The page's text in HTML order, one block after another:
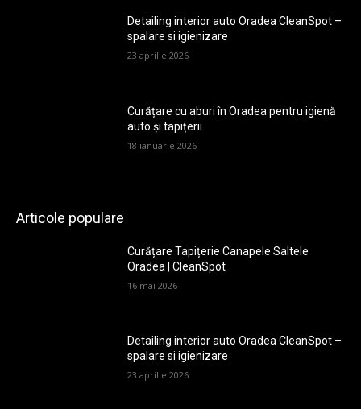
Detailing interior auto Oradea CleanSpot –
spalare si igienizare
23 aprilie 2026
Curățare cu aburi în Oradea pentru igienă
auto și tapițerii
18 ianuarie 2026
Articole populare
Curățare Tapițerie Canapele Saltele
Oradea | CleanSpot
16 mai 2026
Detailing interior auto Oradea CleanSpot –
spalare si igienizare
23 aprilie 2026